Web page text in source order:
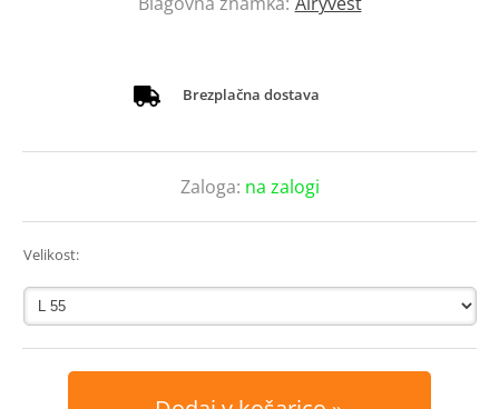
Brezplačna dostava
Zaloga: na zalogi
Velikost: